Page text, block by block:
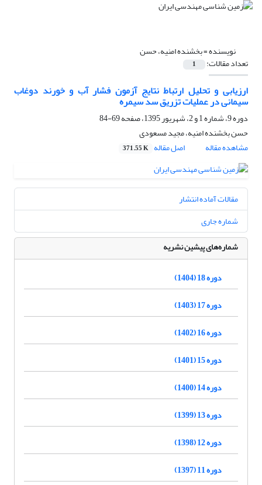
نویسنده =بخشنده امنیه، حسن
تعداد مقالات: 1
ارزیابی و تحلیل ارتباط نتایج آزمون فشار آب و خورند دوغاب
سیمانی در عملیات تزریق سد سیمره
دوره 9، شماره 1 و 2، شهریور 1395، صفحه
69-84
حسن بخشنده امنیه، مجید مسعودی
مشاهده مقاله
اصل مقاله 371.55 K
مقالات آماده انتشار
شماره جاری
شماره‌های پیشین نشریه
دوره 18 (1404)
دوره 17 (1403)
دوره 16 (1402)
دوره 15 (1401)
دوره 14 (1400)
دوره 13 (1399)
دوره 12 (1398)
دوره 11 (1397)